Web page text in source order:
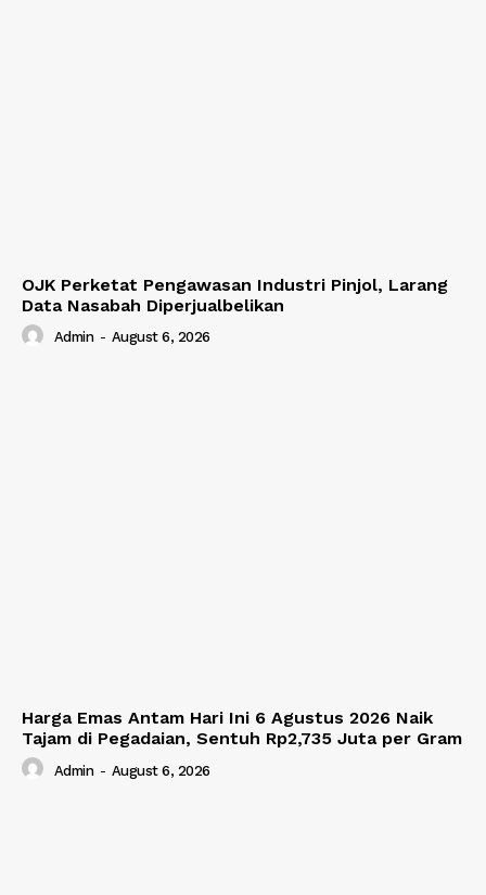
OJK Perketat Pengawasan Industri Pinjol, Larang
Data Nasabah Diperjualbelikan
Admin - August 6, 2026
Harga Emas Antam Hari Ini 6 Agustus 2026 Naik
Tajam di Pegadaian, Sentuh Rp2,735 Juta per Gram
Admin - August 6, 2026